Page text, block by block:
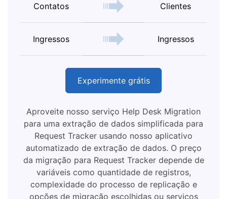
Contatos Clientes
Ingressos Ingressos
Experimente grátis
Aproveite nosso serviço Help Desk Migration
para uma extração de dados simplificada para
Request Tracker usando nosso aplicativo
automatizado de extração de dados. O preço
da migração para Request Tracker depende de
variáveis ​​como quantidade de registros,
complexidade do processo de replicação e
opções de migração escolhidas ou serviços